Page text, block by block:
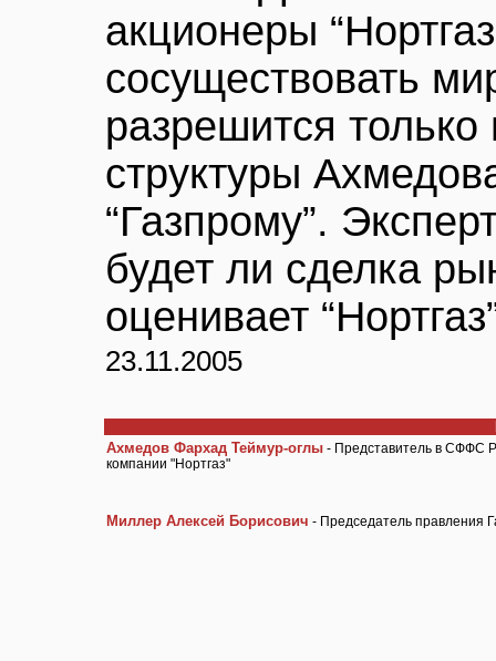
акционеры
сосуществовать
разрешится только
структуры
“Газпрому”.
будет ли сделка
оценивает
23.11.2005
Ахмедов Фархад Теймур-оглы - Представитель в СФФС
компании "Нортгаз"
Миллер Алексей Борисович - Председатель правления